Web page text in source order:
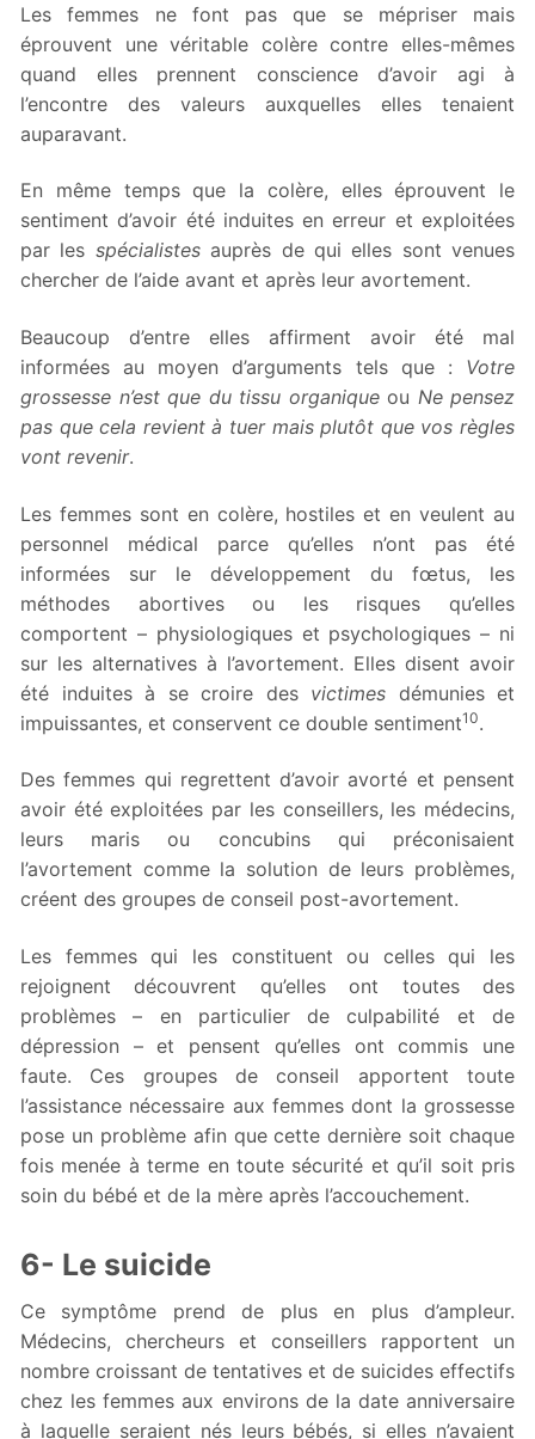
Les femmes ne font pas que se mépriser mais
éprouvent une véritable colère contre elles-mêmes
quand elles prennent conscience d’avoir agi à
l’encontre des valeurs auxquelles elles tenaient
auparavant.
En même temps que la colère, elles éprouvent le
sentiment d’avoir été induites en erreur et exploitées
par les spécialistes auprès de qui elles sont venues
chercher de l’aide avant et après leur avortement.
Beaucoup d’entre elles affirment avoir été mal
informées au moyen d’arguments tels que : Votre
grossesse n’est que du tissu organiqueou Ne pensez
pas que cela revient à tuer mais plutôt que vos règles
vont revenir.
Les femmes sont en colère, hostiles et en veulent au
personnel médical parce qu’elles n’ont pas été
informées sur le développement du fœtus, les
méthodes abortives ou les risques qu’elles
comportent – physiologiques et psychologiques – ni
sur les alternatives à l’avortement. Elles disent avoir
été induites à se croire des victimes démunies et
impuissantes, et conservent ce double sentiment10.
Des femmes qui regrettent d’avoir avorté et pensent
avoir été exploitées par les conseillers, les médecins,
leurs maris ou concubins qui préconisaient
l’avortement comme la solution de leurs problèmes,
créent des groupes de conseil post-avortement.
Les femmes qui les constituent ou celles qui les
rejoignent découvrent qu’elles ont toutes des
problèmes – en particulier de culpabilité et de
dépression – et pensent qu’elles ont commis une
faute. Ces groupes de conseil apportent toute
l’assistance nécessaire aux femmes dont la grossesse
pose un problème afin que cette dernière soit chaque
fois menée à terme en toute sécurité et qu’il soit pris
soin du bébé et de la mère après l’accouchement.
6- Le suicide
Ce symptôme prend de plus en plus d’ampleur.
Médecins, chercheurs et conseillers rapportent un
nombre croissant de tentatives et de suicides effectifs
chez les femmes aux environs de la date anniversaire
à laquelle seraient nés leurs bébés, si elles n’avaient